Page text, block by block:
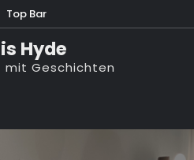
Top Bar
Hyde
mit Geschichten